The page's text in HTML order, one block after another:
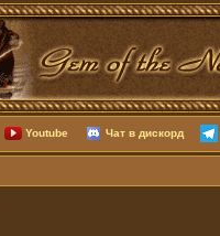
Youtube Чат в дискорд